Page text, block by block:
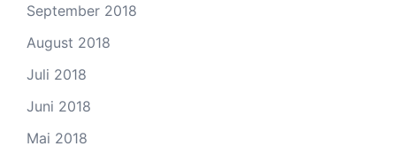
September 2018
August 2018
Juli 2018
Juni 2018
Mai 2018